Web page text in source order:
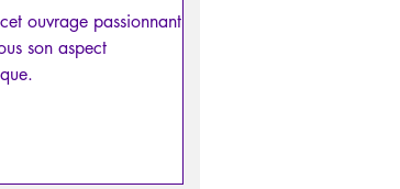
ouvrage passionnant
son aspect